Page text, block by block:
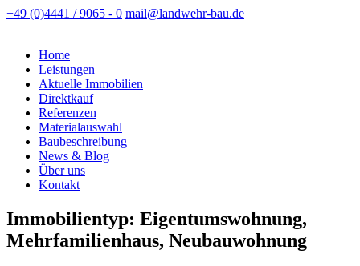
+49 (0)4441 / 9065 - 0 mail@landwehr-bau.de
Home
Leistungen
Aktuelle Immobilien
Direktkauf
Referenzen
Materialauswahl
Baubeschreibung
News & Blog
Über uns
Kontakt
Immobilientyp: Eigentumswohnung,
Mehrfamilienhaus, Neubauwohnung